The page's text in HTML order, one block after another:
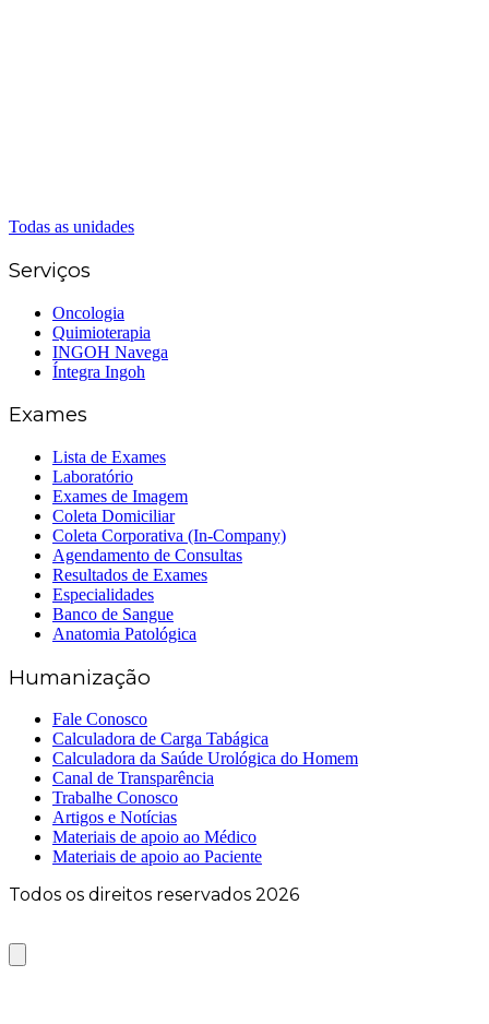
Todas as unidades
Serviços
Oncologia
Quimioterapia
INGOH Navega
Íntegra Ingoh
Exames
Lista de Exames
Laboratório
Exames de Imagem
Coleta Domiciliar
Coleta Corporativa (In-Company)
Agendamento de Consultas
Resultados de Exames
Especialidades
Banco de Sangue
Anatomia Patológica
Humanização
Fale Conosco
Calculadora de Carga Tabágica
Calculadora da Saúde Urológica do Homem
Canal de Transparência
Trabalhe Conosco
Artigos e Notícias
Materiais de apoio ao Médico
Materiais de apoio ao Paciente
Todos os direitos reservados 2026